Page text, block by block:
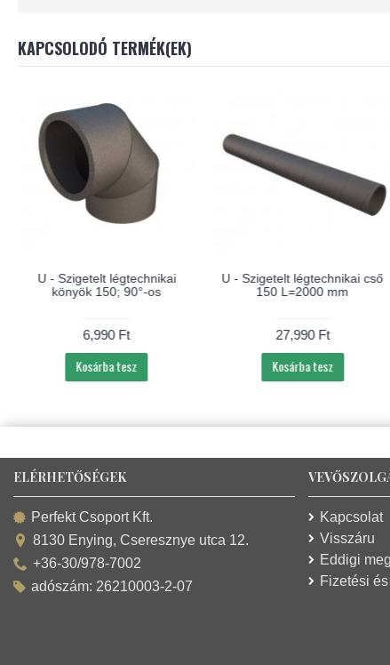
KAPCSOLODÓ TERMÉK(EK)
U - Szigetelt légtechnikai
könyök 150; 90°-os
6,990 Ft
Kosárba tesz
U - Szigetelt légtechnikai cső
150 L=2000 mm
27,990 Ft
Kosárba tesz
ELÉRHETŐSÉGEK
Perfekt Csoport Kft.
8130 Enying, Cseresznye utca 12.
+36-30/978-7002
adószám: 26210003-2-07
Kapcsolat
Visszáru
Eddigi
Fizetési